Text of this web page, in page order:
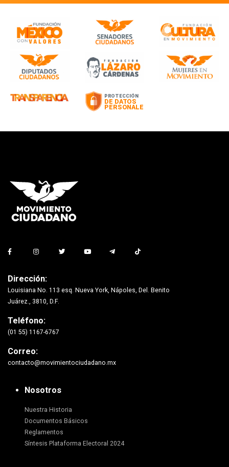
Dirección:
Louisiana No. 113 esq. Nueva York, Nápoles, Del. Benito
Juárez., 3810, D.F.
Teléfono:
(01 55) 1167-6767
Correo:
contacto@movimientociudadano.mx
Nosotros
Nuestra Historia
Documentos Básicos
Reglamentos
Síntesis Plataforma Electoral 2024